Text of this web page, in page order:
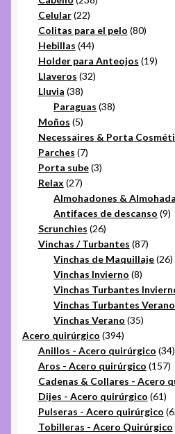
Celular 2222
productos
Colitas para el pelo 8080
Hebillas 4444
productos
Holder para Anteojos 1919
Llaveros 3232
Lluvia 3838
productos
Paraguas 3838
Moños 55
productos
Necessaires & Porta
Parches 77
productos
Porta sube 33
Relax 2727
productos
Almohadones &
Antifaces de descanso 99
Scrunchies 2626
productos
Vinchas / Turbantes 8787
Vinchas de Maquillaje 2626
Vinchas Invierno 88
Vinchas Turbantes
Vinchas Turbantes Verano
Vinchas Verano 3535
Acero quirúrgico 394394
productos
Anillos - Acero quirúrgico 34
Aros - Acero quirúrgico 157
Cadenas & Collares - Acero
Dijes - Acero quirúrgico 6161
Pulseras - Acero quirúrgico
Tobilleras - Acero Quirúrgico